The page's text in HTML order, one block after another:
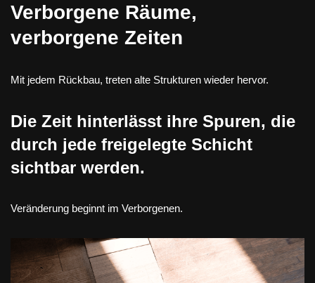
Verborgene Räume,
verborgene Zeiten
Mit jedem Rückbau, treten alte Strukturen wieder hervor.
Die Zeit hinterlässt ihre Spuren, die
durch jede freigelegte Schicht
sichtbar werden.
Veränderung beginnt im Verborgenen.